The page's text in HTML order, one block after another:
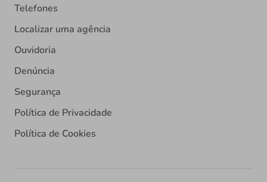
Telefones
Localizar uma agência
Ouvidoria
Denúncia
Segurança
Política de Privacidade
Política de Cookies